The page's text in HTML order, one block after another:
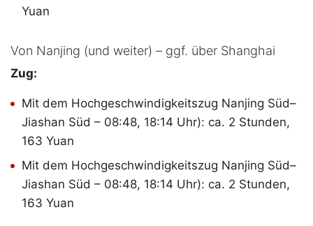
Yuan
Von Nanjing (und weiter) – ggf. über Shanghai
Zug:
Mit dem Hochgeschwindigkeitszug Nanjing Süd–
Jiashan Süd – 08:48, 18:14 Uhr): ca. 2 Stunden,
163 Yuan
Mit dem Hochgeschwindigkeitszug Nanjing Süd–
Jiashan Süd – 08:48, 18:14 Uhr): ca. 2 Stunden,
163 Yuan